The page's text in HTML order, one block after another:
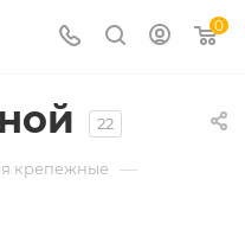
0
22
крепежные —